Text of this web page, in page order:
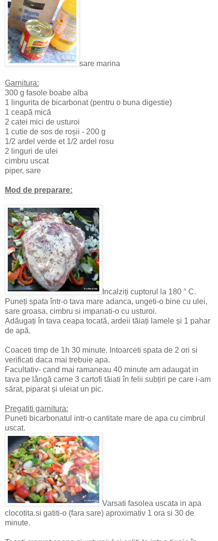
sare marina
Garnitura:
300 g fasole boabe alba
1 lingurita de bicarbonat (pentru o buna digestie)
1 ceapă mică
2 catei mici de usturoi
1 cutie de sos de roșii - 200 g
1/2 ardel verde et 1/2 ardel rosu
2 linguri de ulei
cimbru uscat
piper, sare
Mod de preparare:
Incalziți cuptorul la 180 ° C.
Puneți spata într-o tava mare adanca, ungeti-o bine cu ulei,
sare groasa, cimbru si impanati-o cu usturoi.
Adăugați în tava ceapa tocată, ardeii tăiați lamele și 1 pahar
de apă.
Coaceti timp de 1h 30 minute. Intoarceti spata de 2 ori si
verificati daca mai trebuie apa.
Facultativ- cand mai ramaneau 40 minute am adaugat in
tava pe lângă carne 3 cartofi tăiati în felii subțiri pe care i-am
sărat, piparat și uleiat un pic.
Pregatiti garnitura:
Puneti bicarbonatul intr-o cantitate mare de apa cu cimbrul
uscat.
Varsati fasolea uscata in apa
clocotita.si gatiti-o (fara sare) aproximativ 1 ora si 30 de
minute.